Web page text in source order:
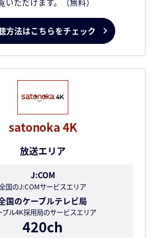
いただけます。（無料）
方法はこちらをチェック
satonoka 4K
放送エリア
J:COM
国のJ:COMサービスエリア
国のケーブルテレビ局
ブル4K採用局のサービスエリア
420ch